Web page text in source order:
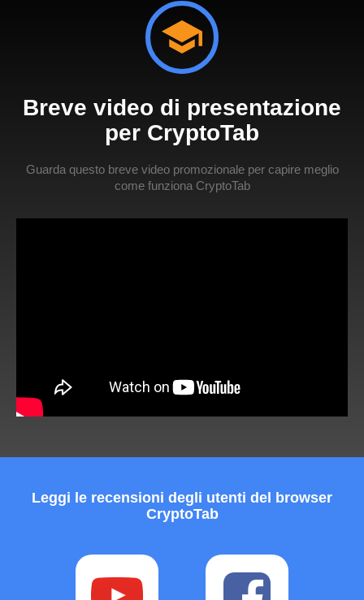
Breve video di presentazione
per CryptoTab
Guarda questo breve video promozionale per capire meglio
come funziona CryptoTab
Leggi le recensioni degli utenti del browser
CryptoTab